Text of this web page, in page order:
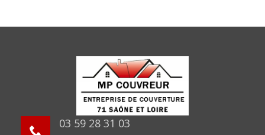
03 59 28 31 03